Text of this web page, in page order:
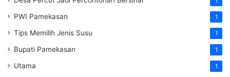
PWI Pamekasan 1
Tips Memilih Jenis Susu 1
Bupati Pamekasan 1
Utama 1